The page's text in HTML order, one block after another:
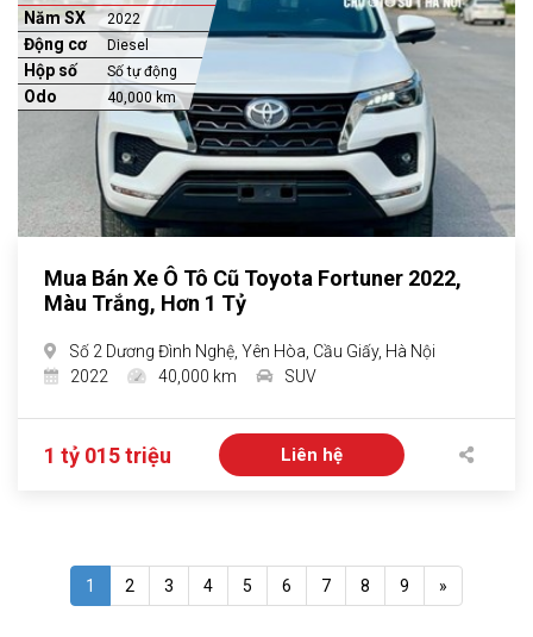
Năm SX 2022
Động cơ Diesel
Hộp số Số tự động
Odo 40,000 km
Mua Bán Xe Ô Tô Cũ Toyota Fortuner 2022,
Màu Trắng, Hơn 1 Tỷ
Số 2 Dương Đình Nghệ, Yên Hòa, Cầu Giấy, Hà Nội
2022
40,000 km SUV
1 tỷ 015 triệu Liên hệ
1 2 3 4 5 6 7 8 9 »